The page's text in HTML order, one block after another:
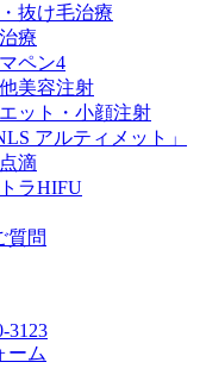
抜け毛治療
療
ペン4
美容注射
ット・小顔注射
アルティメット」
滴
ラHIFU
質問
3123
ーム